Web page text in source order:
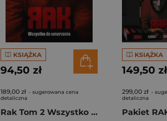
KSIĄŻKA
94,50 zł
189,00 zł - sugerowana cena
detaliczna
Rak Tom 2 Wszystko do umorzenia (okładka twarda)
KSIĄŻKA
149,50 zł
299,00 zł -
detaliczna